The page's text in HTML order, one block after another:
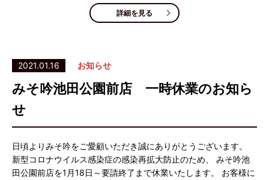
詳細を見る
2021.01.16 お知らせ
みそ吟池田公園前店 一時休業のお知ら
せ
日頃よりみそ吟をご愛顧いただき誠にありがとうございます。
新型コロナウイルス感染症の感染再拡大防止のため、 みそ吟池
田公園前店を1月18日～要請終了まで休業いたします。 お客様に